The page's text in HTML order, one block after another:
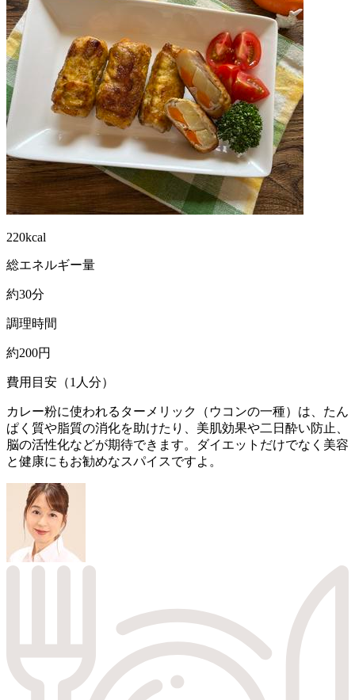
220kcal
総エネルギー量
約30分
調理時間
約200円
費用目安（1人分）
カレー粉に使われるターメリック（ウコンの一種）は、たん
ぱく質や脂質の消化を助けたり、美肌効果や二日酔い防止、
脳の活性化などが期待できます。ダイエットだけでなく美容
と健康にもお勧めなスパイスですよ。